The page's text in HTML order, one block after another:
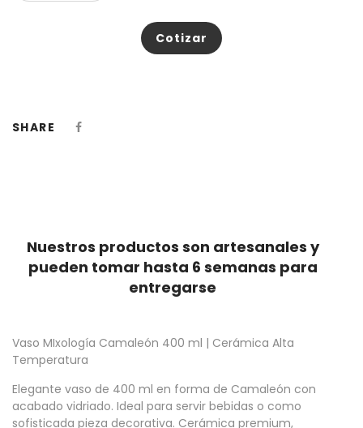
Cotizar
SHARE
Nuestros productos son artesanales y
pueden tomar hasta 6 semanas para
entregarse
Vaso MIxología Camaleón 400 ml | Cerámica Alta
Temperatura
Elegante vaso de 400 ml en forma de Camaleón con
acabado vidriado. Ideal para servir bebidas o como
sofisticada pieza decorativa. Cerámica premium,